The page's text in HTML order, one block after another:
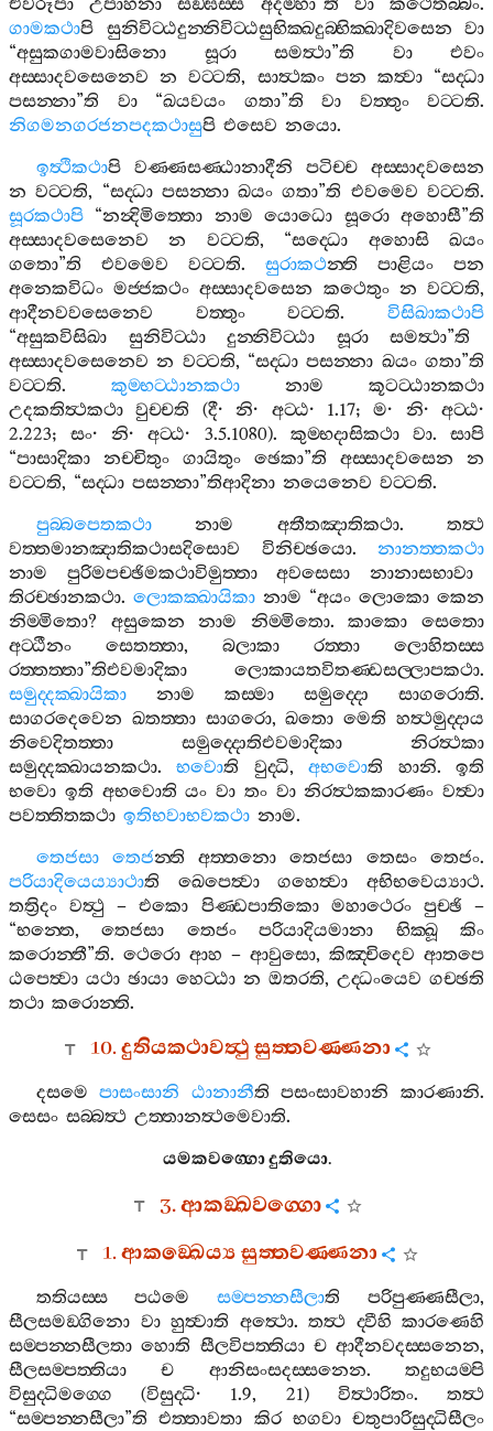
එවරූපා උපාහනා සඞ‍්ඝස‍්ස අදම‍්හා” ති වා කථෙතබ‍්බං.
ගාමකථාපි සුනිවිට‍්ඨදුන‍්නිවිට‍්ඨසුභික‍්ඛදුබ‍්භික‍්ඛාදිවසෙන
වා
“අසුකගාමවාසිනො සූරා සමත්‍ථා”ති වා
එවං
අස‍්සාදවසෙනෙව න වට‍්ටති, සාත්‍ථකං පන කත්‍වා“සද‍්ධා
පසන‍්නා”ති වා“ඛයවයං ගතා”ති වා වත‍්තුං වට‍්ටති.
නිගමනගරජනපදකථාසුපි එසෙව නයො.
ඉත්‍ථිකථාපි වණ‍්ණසණ‍්ඨානාදීනි පටිච‍්ච
අස‍්සාදවසෙන
න වට‍්ටති, “සද‍්ධා පසන‍්නා ඛයං ගතා”ති එවමෙව වට‍්ටති.
සූරකථාපි “නන්‍දිමිත‍්තො නාම යොධො සූරො අහොසී”ති
අස‍්සාදවසෙනෙව
න වට‍්ටති, “සද‍්ධො අහොසි
ඛයං
ගතො”ති එවමෙව වට‍්ටති. සුරාකථන‍්ති පාළියං
පන
අනෙකවිධං මජ‍්ජකථං අස‍්සාදවසෙන කථෙතුං න වට‍්ටති,
ආදීනවවසෙනෙව
වත‍්තුං වට‍්ටති.විසිඛාකථාපි
“අසුකවිසිඛා සුනිවිට‍්ඨා දුන‍්නිවිට‍්ඨා සූරා සමත්‍ථා”ති
අස‍්සාදවසෙනෙව න වට‍්ටති, “සද‍්ධා පසන‍්නා ඛයං ගතා”ති
වට‍්ටති. කුම‍්භට‍්ඨානකථා නාම
කූටට‍්ඨානකථා
උදකතිත්‍ථකථා වුච‍්චති (දී·නි· අට‍්ඨ· 1.17;ම· නි· අට‍්ඨ·
2.223;සං·නි·අට‍්ඨ· 3.5.1080). කුම‍්භදාසිකථා වා.සාපි
“පාසාදිකා නච‍්චිතුං ගායිතුං ඡෙකා”ති අස‍්සාදවසෙන
න
වට‍්ටති, “සද‍්ධා පසන‍්නා”තිආදිනා නයෙනෙව වට‍්ටති.
පුබ‍්බපෙතකථා
නාම අතීතඤාතිකථා.තත්‍ථ
වත‍්තමානඤාතිකථාසදිසොව
විනිච‍්ඡයො. නානත‍්තකථා
නාම
පුරිමපච‍්ඡිමකථාවිමුත‍්තා අවසෙසා
නානාසභාවා
තිරච‍්ඡානකථා. ලොකක‍්ඛායිකා නාම “අයං ලොකො කෙන
නිම‍්මිතො? අසුකෙන නාම නිම‍්මිතො.කාකො
සෙතො
අට‍්ඨීනං
සෙතත‍්තා, බලාකා රත‍්තා
ලොහිතස‍්ස
රත‍්තත‍්තා”තිඑවමාදිකා ලොකායතවිතණ‍්ඩසල‍්ලාපකථා.
සමුද‍්දක‍්ඛායිකා
නාම කස‍්මා සමුද‍්දො සාගරොති.
සාගරදෙවෙන ඛතත‍්තා සාගරො,ඛතො මෙති හත්‍ථමුද‍්දාය
නිවෙදිතත‍්තා
සමුද‍්දොතිඑවමාදිකා
නිරත්‍ථකා
සමුද‍්දක‍්ඛායනකථා.භවොති වුද‍්ධි,අභවොති හානි.ඉති
භවො ඉති අභවොති යං වා තං වා නිරත්‍ථකකාරණං වත්‍වා
පවත‍්තිතකථා ඉතිභවාභවකථා නාම.
තෙජසා
තෙජන‍්ති අත‍්තනො තෙජසා තෙසං තෙජං.
පරියාදියෙය්‍යාථාති ඛෙපෙත්‍වා ගහෙත්‍වා අභිභවෙය්‍යාථ.
තත්‍රිදං වත්‍ථු –එකො පිණ‍්ඩපාතිකො මහාථෙරං පුච‍්ඡි–
“භන‍්තෙ,තෙජසා තෙජං පරියාදියමානා භික‍්ඛූ
කිං
කරොන‍්තී”ති. ථෙරො ආහ – ආවුසො, කිඤ‍්චිදෙව ආතපෙ
ඨපෙත්‍වා යථා ඡායා හෙට‍්ඨා න ඔතරති, උද‍්ධංයෙව ගච‍්ඡති
තථා කරොන‍්ති.
10.දුතියකථාවත්‍ථුසුත‍්තවණ‍්ණනා
දසමෙ පාසංසානි ඨානානීති පසංසාවහානි කාරණානි.
සෙසං සබ‍්බත්‍ථ උත‍්තානත්‍ථමෙවාති.
යමකවග‍්ගොදුතියො.
3.ආකඞ‍්ඛවග‍්ගො
1.ආකඞ‍්ඛෙය්‍යසුත‍්තවණ‍්ණනා
තතියස‍්ස පඨමෙ සම‍්පන‍්නසීලාති පරිපුණ‍්ණසීලා,
සීලසමඞ‍්ගිනො වා හුත්‍වාති අත්‍ථො. තත්‍ථ ද‍්වීහි කාරණෙහි
සම‍්පන‍්නසීලතා හොති සීලවිපත‍්තියා ච ආදීනවදස‍්සනෙන,
සීලසම‍්පත‍්තියා
ච ආනිසංසදස‍්සනෙන.තදුභයම‍්පි
විසුද‍්ධිමග‍්ගෙ (විසුද‍්ධි· 1.9, 21) විත්‍ථාරිතං.තත්‍ථ
“සම‍්පන‍්නසීලා”ති එත‍්තාවතා කිර භගවා චතුපාරිසුද‍්ධිසීලං